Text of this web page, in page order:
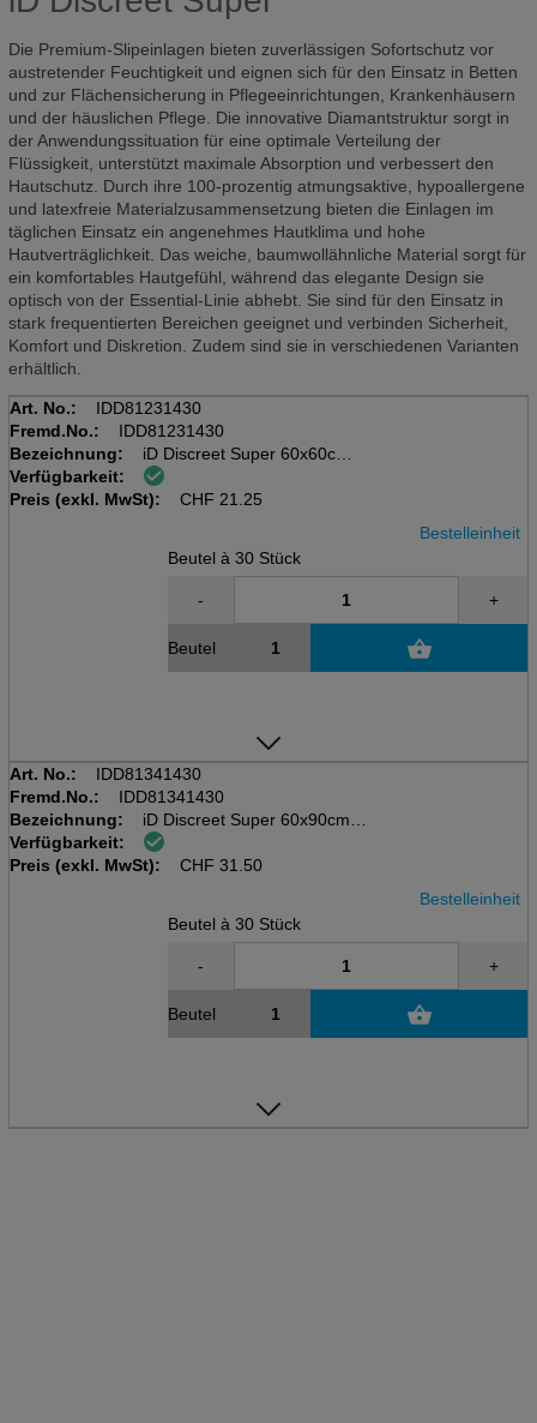
Die Premium-Slipeinlagen bieten zuverlässigen Sofortschutz vor
austretender Feuchtigkeit und eignen sich für den Einsatz in Betten
und zur Flächensicherung in Pflegeeinrichtungen, Krankenhäusern
und der häuslichen Pflege. Die innovative Diamantstruktur sorgt in
der Anwendungssituation für eine optimale Verteilung der
Flüssigkeit, unterstützt maximale Absorption und verbessert den
Hautschutz. Durch ihre 100-prozentig atmungsaktive, hypoallergene
und latexfreie Materialzusammensetzung bieten die Einlagen im
täglichen Einsatz ein angenehmes Hautklima und hohe
Hautverträglichkeit. Das weiche, baumwollähnliche Material sorgt für
ein komfortables Hautgefühl, während das elegante Design sie
optisch von der Essential-Linie abhebt. Sie sind für den Einsatz in
stark frequentierten Bereichen geeignet und verbinden Sicherheit,
Komfort und Diskretion. Zudem sind sie in verschiedenen Varianten
erhältlich.
Art. No.:
IDD81231430
Fremd.No.:
IDD81231430
Bezeichnung:
iD Discreet Super 60x60cm
Beutel à 30 Stk, grün, 935ml
Underpads
Verfügbarkeit:
Preis (exkl. MwSt):
CHF 21.25
Bestelleinheit
Beutel à 30 Stück
- +
Beutel
Art. No.:
IDD81341430
Fremd.No.:
IDD81341430
Bezeichnung:
iD Discreet Super 60x90cm
Beutel à 30 Stk, grün, 1485ml
Underpads
Verfügbarkeit:
Preis (exkl. MwSt):
CHF 31.50
Bestelleinheit
Beutel à 30 Stück
- +
Beutel